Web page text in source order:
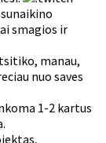
smagios ir
manau,
nuo saves
1-2 kartus